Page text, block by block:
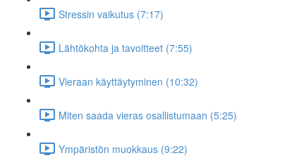
Stressin vaikutus (7:17)
Lähtökohta ja tavoitteet (7:55)
Vieraan käyttäytyminen (10:32)
Miten saada vieras osallistumaan (5:25)
Ympäristön muokkaus (9:22)